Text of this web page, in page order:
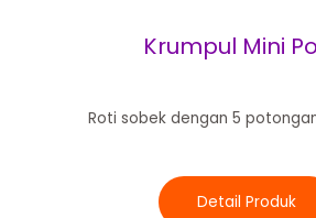
Krumpul Mini
Roti sobek dengan 5
Detail Produk